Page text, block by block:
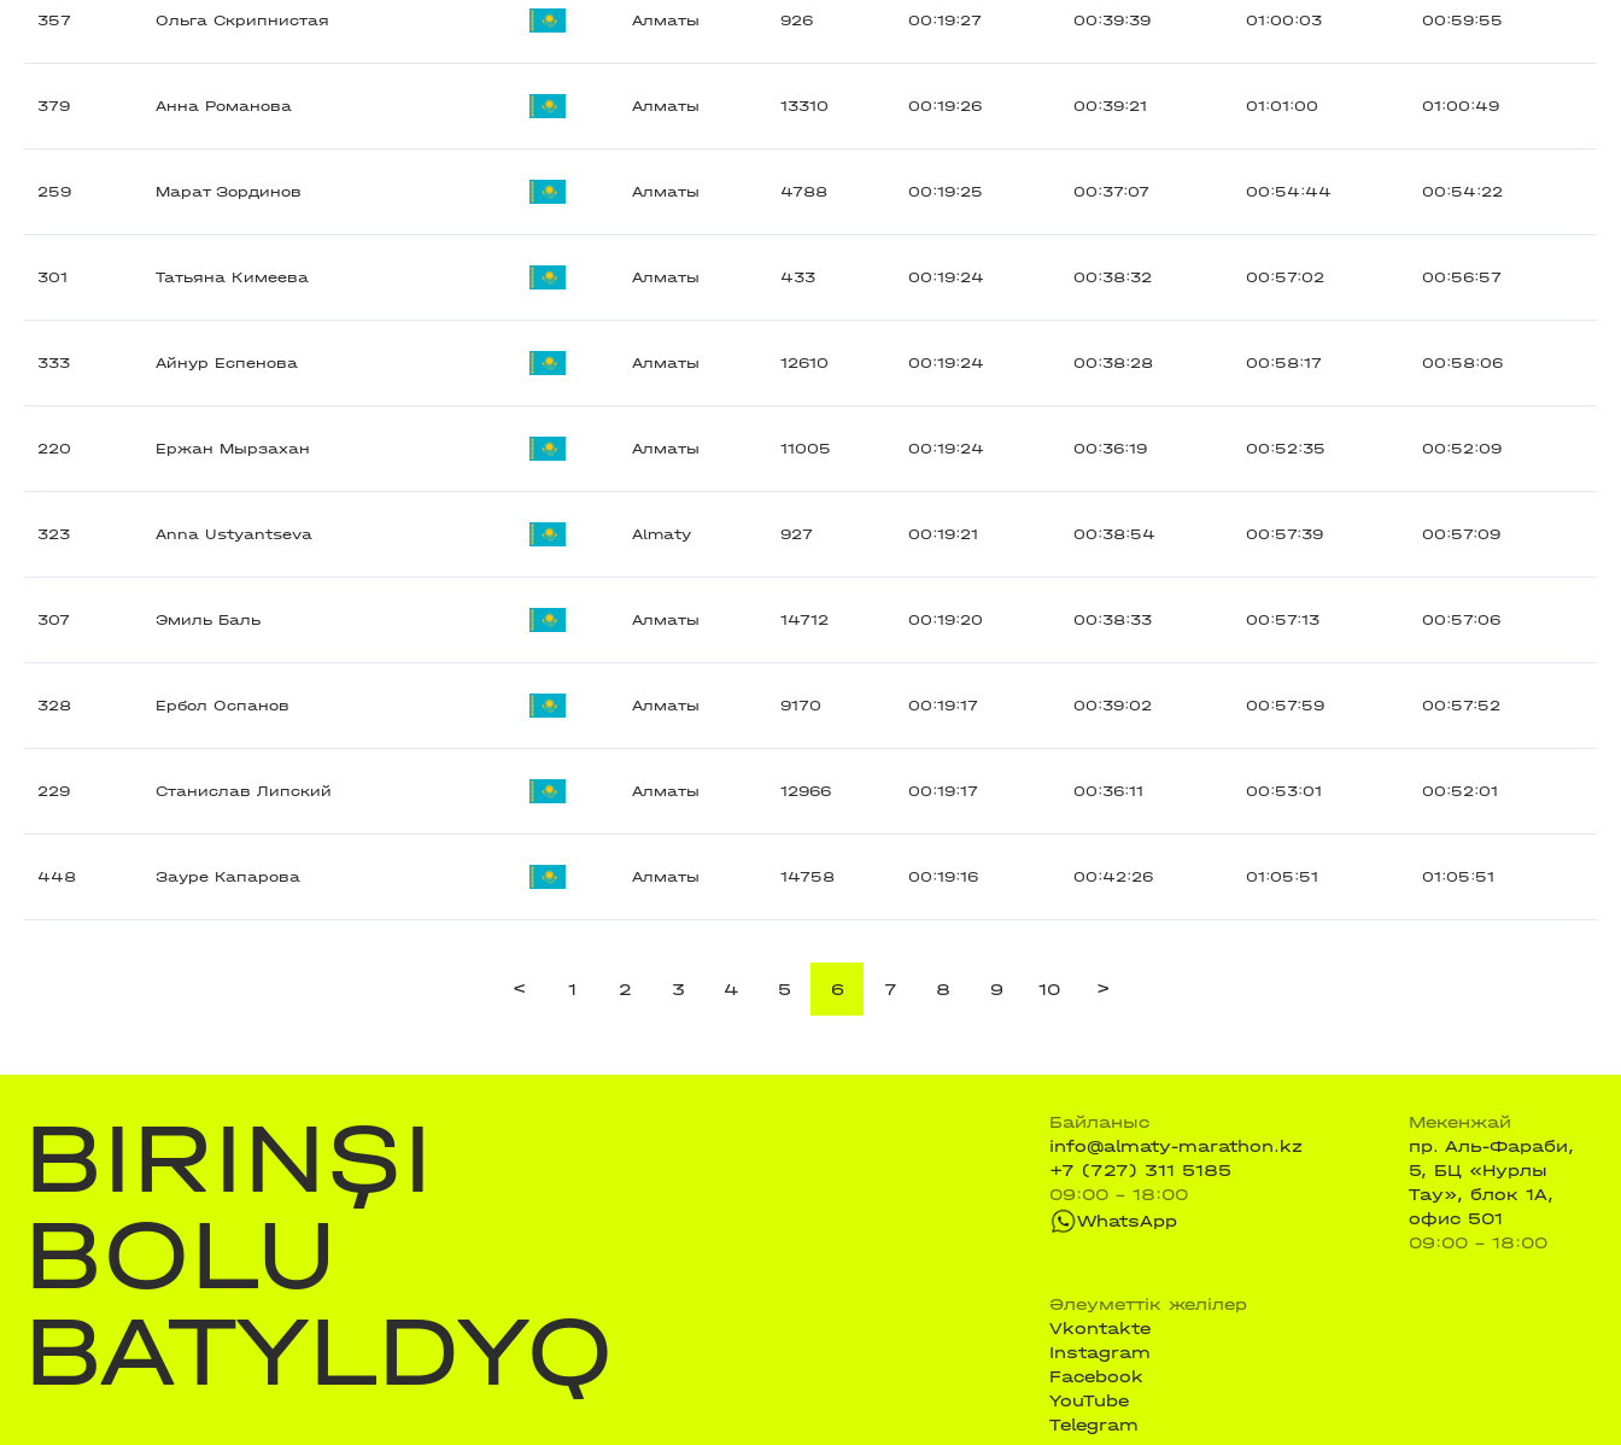
357 Ольга Скрипнистая Алматы 926 00:19:27 00:39:39 01:00:03 00:59:55
379 Анна Романова Алматы 13310 00:19:26 00:39:21 01:01:00 01:00:49
259 Марат Зординов Алматы 4788 00:19:25 00:37:07 00:54:44 00:54:22
301 Татьяна Кимеева Алматы 433 00:19:24 00:38:32 00:57:02 00:56:57
333 Айнур Еспенова Алматы 12610 00:19:24 00:38:28 00:58:17 00:58:06
220 Ержан Мырзахан Алматы 11005 00:19:24 00:36:19 00:52:35 00:52:09
323 Anna Ustyantseva Almaty 927 00:19:21 00:38:54 00:57:39 00:57:09
307 Эмиль Баль Алматы 14712 00:19:20 00:38:33 00:57:13 00:57:06
328 Ербол Оспанов Алматы 9170 00:19:17 00:39:02 00:57:59 00:57:52
229 Станислав Липский Алматы 12966 00:19:17 00:36:11 00:53:01 00:52:01
448 Зауре Капарова Алматы 14758 00:19:16 00:42:26 01:05:51 01:05:51
< 1 2 3 4 5 6 7 8 9 10 >
BIRINŞI
BOLU
BATYLDYQ
Байланыс
info@almaty-marathon.kz
+7 (727) 311 5185
09:00 - 18:00
WhatsApp
Мекенжай
пр. Аль-Фараби,
5, БЦ «Нурлы
Тау», блок 1А,
офис 501
09:00 - 18:00
Әлеуметтік желілер
Vkontakte
Instagram
Facebook
YouTube
Telegram